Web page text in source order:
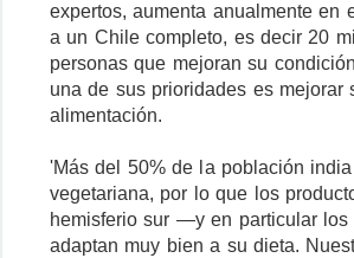
expertos, aumenta anualmente en
a un Chile completo, es decir 20
personas que mejoran su
una de sus prioridades es mejorar
alimentación.
'Más del 50% de la población
vegetariana, por lo que los
hemisferio sur —y en particular
adaptan muy bien a su dieta.